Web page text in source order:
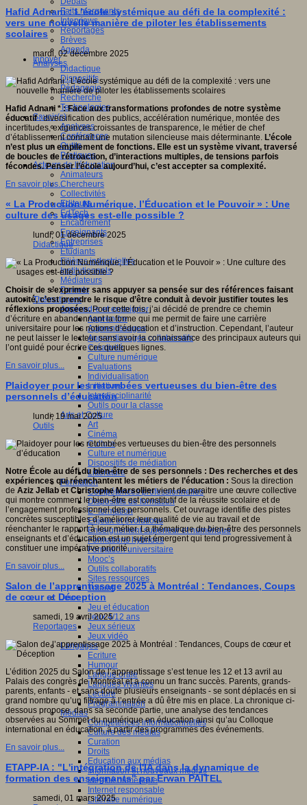
Faits marquants
Interviews
Reportages
Brèves
Agenda
Innover
Didactique
Dispositifs
Pédagogie
Recherche
Technologies
Savoir(s)
Analyses
Conférences
Outils
Pratiques
Acteurs de l'éducation
Animateurs
Chercheurs
Collectivités
Editeurs
EdTech
Encadrement
Enseignants
Entreprises
Etudiants
Filières industrielles
Institutionnels
Médiateurs
Parents
Thématiques
Apprendre et enseigner
Apprendre
Apprentissages
Apprentissages collaboratifs
Créativité
Culture numérique
Evaluations
Individualisation
Initiatives
Interdisciplinarité
Outils pour la classe
Arts et Culture
Art
Cinéma
Culture
Culture et numérique
Dispositifs de médiation
Littérature
Formation
Compétences professionnelles
Dispositifs de formation
E- formation
Enjeux et évolutions
Enseignement supérieur et numérique
Formations hybrides
Formation universitaire
Mooc’s
Outils collaboratifs
Sites ressources
Tutorat
Jeux
Jeu et éducation
Jeux 4/12 ans
Jeux sérieux
Jeux vidéo
Langages
Ecriture
Humour
Langue orale
Langues vivantes
Lecture
Programmation
Médias
Compétences informationnelles
Culture des médias
Curation
Droits
Education aux médias
Information et nouveaux médias
Identité numérique
Internet responsable
Littératie numérique
Hafid Adnani : L’école systémique au défi de la complexité :
vers une nouvelle manière de piloter les établissements
scolaires
mardi, 02 décembre 2025
Analyses
Hafid Adnani * : Face aux transformations profondes de notre système
éducatif: diversification des publics, accélération numérique, montée des
incertitudes, exigences croissantes de transparence, le métier de chef
d’établissement connaît une mutation silencieuse mais déterminante. L’école
n’est plus un empilement de fonctions. Elle est un système vivant, traversé
de boucles de rétroaction, d’interactions multiples, de tensions parfois
fécondes. Penser l’école aujourd’hui, c’est accepter sa complexité.
En savoir plus...
« La Production Numérique, l’Éducation et le Pouvoir » : Une
culture des usages est-elle possible ?
lundi, 01 décembre 2025
Didactique
Choisir de s’exprimer sans appuyer sa pensée sur des références faisant
autorité, c’est prendre le risque d’être conduit à devoir justifier toutes les
réflexions proposées.Pour cette fois, j’ai décidé de prendre ce chemin
d’écriture en abandonnant la forme qui me permit de faire une carrière
universitaire pour les notions d’éducation et d’instruction. Cependant, l’auteur
ne peut laisser le lecteur sans avoir la connaissance des principaux auteurs qui
l’ont guidé pour écrire ces quelques lignes.
En savoir plus...
Plaidoyer pour les retombées vertueuses du bien-être des
personnels d’éducation
lundi, 19 mai 2025
Outils
Notre École au défi du bien-être de ses personnels : Des recherches et des
expériences qui réenchantent les métiers de l’éducation : Sous la direction
de Aziz Jellab et Christophe Marsolliervient de paraitre une œuvre collective
qui montre comment le bien-être est constitutif de la réussite scolaire et de
l’engagement professionnel des personnels. Cet ouvrage identifie des pistes
concrètes susceptibles d’améliorer leur qualité de vie au travail et de
réenchanter le rapport à leur métier. La thématique du bien-être des personnels
enseignants et d’éducation est un sujet émergent qui tend progressivement à
constituer une impérative priorité.
En savoir plus...
Salon de l’apprentissage 2025 à Montréal : Tendances, Coups
de cœur et Déception
samedi, 19 avril 2025
Reportages
L’édition 2025 du Salon de l’apprentissage s’est tenue les 12 et 13 avril au
Palais des congrès de Montréal et a connu un franc succès. Parents, grands-
parents, enfants - et sans doute plusieurs enseignants - se sont déplacés en si
grand nombre qu’un filtrage à l’entrée a dû être mis en place. La chronique ci-
dessous propose, dans sa seconde partie, une analyse des tendances
observées au Sommet du numérique en éducation ainsi qu’au Colloque
international en éducation, à partir des programmes des événements.
En savoir plus...
ETAPP-IA : "L'intégration de l'IA dans la dynamique de
formation des enseignants" par Erwan PAITEL
samedi, 01 mars 2025